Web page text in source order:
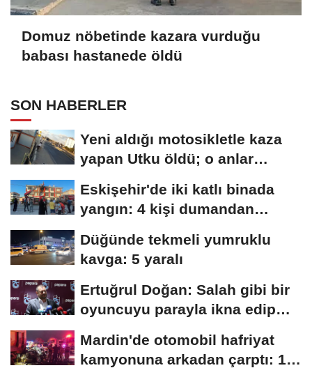
Domuz nöbetinde kazara vurduğu
babası hastanede öldü
SON HABERLER
Yeni aldığı motosikletle kaza
yapan Utku öldü; o anlar
Eskişehir'de iki katlı binada
yangın: 4 kişi dumandan
Düğünde tekmeli yumruklu
kavga: 5 yaralı
Ertuğrul Doğan: Salah gibi bir
oyuncuyu parayla ikna edip
Mardin'de otomobil hafriyat
kamyonuna arkadan çarptı: 1